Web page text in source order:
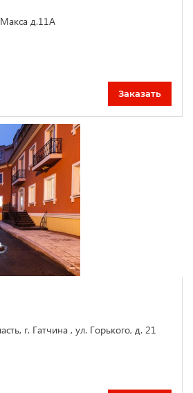
Макса д.11А
Заказать
г. Гатчина , ул. Горького, д. 21